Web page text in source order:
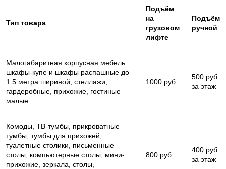
Тип товара
Подъём
на
грузовом
лифте
Подъём
ручной
Малогабаритная корпусная мебель:
шкафы-купе и шкафы распашные до
1.5 метра шириной, стеллажи,
гардеробные, прихожие, гостиные
малые
1000 руб.
500 руб.
за этаж
Комоды, ТВ-тумбы, прикроватные
тумбы, тумбы для прихожей,
туалетные столики, письменные
столы, компьютерные столы, мини-
прихожие, зеркала, столы,
800 руб.
400 руб.
за этаж